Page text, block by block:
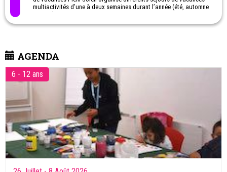
multiactivités d’une à deux semaines durant l’année (été, automne
15 ans.
AGENDA
6 - 12 ans